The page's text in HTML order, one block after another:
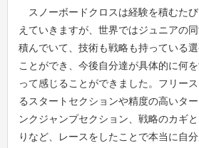
スノーボードクロスは経験を積むた
えていきますが、世界ではジュニアの
積んでいて、技術も戦略も持っている
ことができ、今後自分達が具体的に何
って感じることができました。フリー
るスタートセクションや精度の高いタ
ンクジャンプセクション、戦略のカギ
りなど、レースをしたことで本当に自